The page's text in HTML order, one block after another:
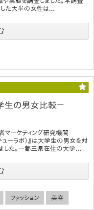
た大半の女性は...
生の男女比較－
マーケティング研究機関
ーラボ）』は大学生の男女を対
た。一都三県在住の大学...
ファッション 美容